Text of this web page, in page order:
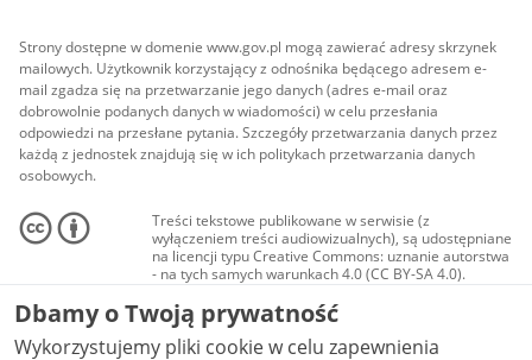
Strony dostępne w domenie www.gov.pl mogą zawierać adresy skrzynek
mailowych. Użytkownik korzystający z odnośnika będącego adresem e-
mail zgadza się na przetwarzanie jego danych (adres e-mail oraz
dobrowolnie podanych danych w wiadomości) w celu przesłania
odpowiedzi na przesłane pytania. Szczegóły przetwarzania danych przez
każdą z jednostek znajdują się w ich politykach przetwarzania danych
osobowych.
Treści tekstowe publikowane w serwisie (z
wyłączeniem treści audiowizualnych), są udostępniane
na licencji typu Creative Commons: uznanie autorstwa
- na tych samych warunkach 4.0 (CC BY-SA 4.0).
Materiały audiowizualne, w tym zdjęcia, materiały
audio i wideo, są udostępniane na licencji typu
Creative Commons: uznanie autorstwa użycie
niekomercyjne - bez utworów zależnych 4.0 (CC BY-
Dbamy o Twoją prywatność
Wykorzystujemy pliki cookie w celu zapewnienia